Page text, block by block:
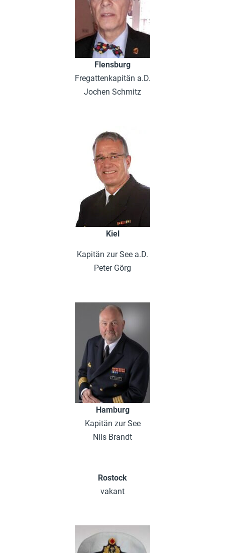
Flensburg
Fregattenkapitän a.D.
Jochen Schmitz
Kiel
Kapitän zur See a.D.
Peter Görg
Hamburg
Kapitän zur See
Nils Brandt
Rostock
vakant